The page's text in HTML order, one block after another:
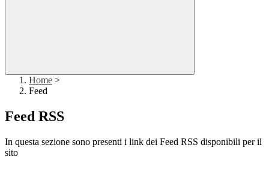
Home >
Feed
Feed RSS
In questa sezione sono presenti i link dei Feed RSS disponibili per il
sito